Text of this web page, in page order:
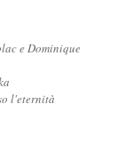
e Dominique
l'eternità